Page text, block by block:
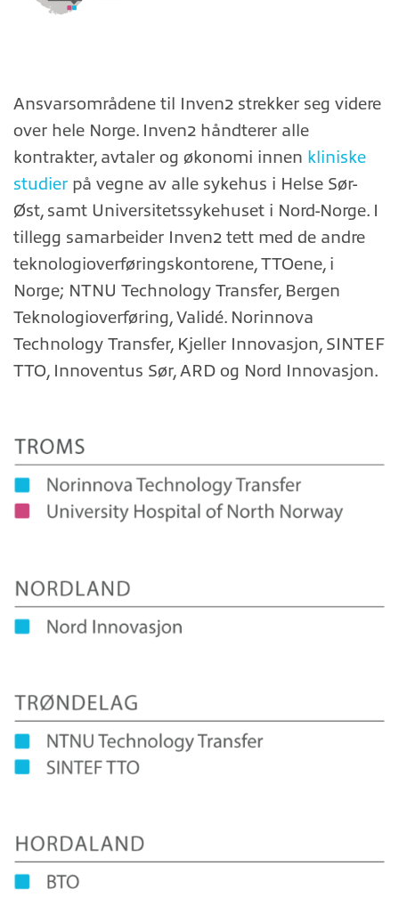
Ansvarsområdene til Inven2 strekker seg videre
over hele Norge. Inven2 håndterer alle
kontrakter, avtaler og økonomi innen kliniske
studier på vegne av alle sykehus i Helse Sør-
Øst, samt Universitetssykehuset i Nord-Norge. I
tillegg samarbeider Inven2 tett med de andre
teknologioverføringskontorene, TTOene, i
Norge; NTNU Technology Transfer, Bergen
Teknologioverføring, Validé. Norinnova
Technology Transfer, Kjeller Innovasjon, SINTEF
TTO, Innoventus Sør, ARD og Nord Innovasjon.